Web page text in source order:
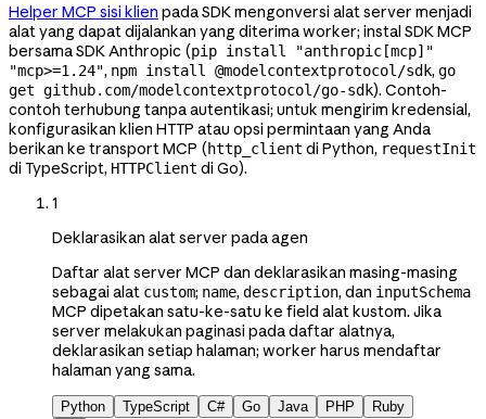
Helper MCP sisi klien pada SDK mengonversi alat server menjadi
alat yang dapat dijalankan yang diterima worker; instal SDK MCP
bersama SDK Anthropic (pip install "anthropic[mcp]"
"mcp>=1.24", npm install @modelcontextprotocol/sdk, go
get github.com/modelcontextprotocol/go-sdk). Contoh-
contoh terhubung tanpa autentikasi; untuk mengirim kredensial,
konfigurasikan klien HTTP atau opsi permintaan yang Anda
berikan ke transport MCP (http_client di Python, requestInit
di TypeScript, HTTPClient di Go).
1
Deklarasikan alat server pada agen
Daftar alat server MCP dan deklarasikan masing-masing
sebagai alat custom; name, description, dan inputSchema
MCP dipetakan satu-ke-satu ke field alat kustom. Jika
server melakukan paginasi pada daftar alatnya,
deklarasikan setiap halaman; worker harus mendaftar
halaman yang sama.
Python TypeScript C# Go Java PHP Ruby